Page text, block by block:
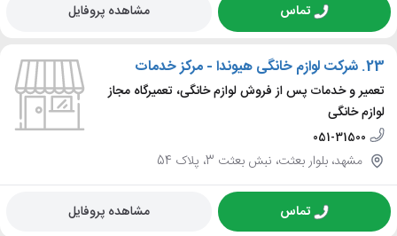
تماس مشاهده پروفایل
23. شرکت لوازم خانگی هیوندا - مرکز خدمات
تعمیر و خدمات پس از فروش لوازم خانگی، تعمیرگاه مجاز
لوازم خانگی
051-31500
مشهد، بلوار بعثت، نبش بعثت 3، پلاک 54
تماس مشاهده پروفایل